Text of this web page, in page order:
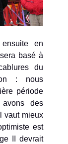
en
basé à
du
: nous
période
des
vaut mieux
est
II devrait